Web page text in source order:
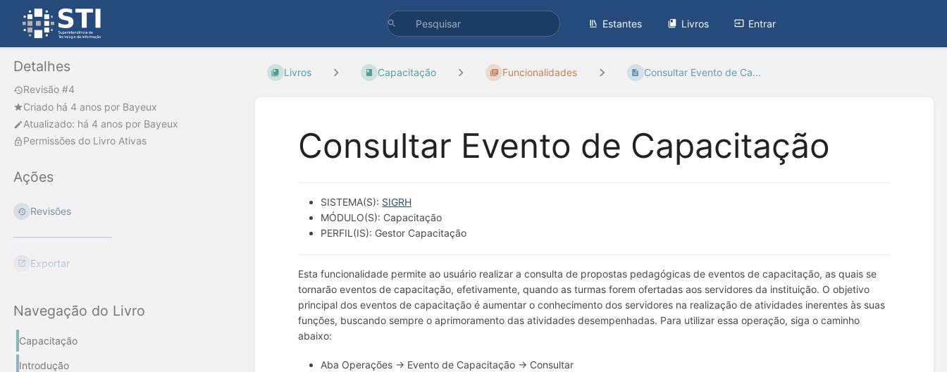
Estantes Livros Entrar
Detalhes
Revisão #4
Criado há 4 anos por Bayeux
Atualizado: há 4 anos por Bayeux
Permissões do Livro Ativas
Ações
Revisões
Exportar
Navegação do Livro
Capacitação
Introdução
Livros Capacitação Funcionalidades Consultar Evento de Ca...
Consultar Evento de Capacitação
SISTEMA(S): SIGRH
MÓDULO(S): Capacitação
PERFIL(IS): Gestor Capacitação
Esta funcionalidade permite ao usuário realizar a consulta de propostas pedagógicas de eventos de capacitação, as quais se
tornarão eventos de capacitação, efetivamente, quando as turmas forem ofertadas aos servidores da instituição. O objetivo
principal dos eventos de capacitação é aumentar o conhecimento dos servidores na realização de atividades inerentes às suas
funções, buscando sempre o aprimoramento das atividades desempenhadas. Para utilizar essa operação, siga o caminho
abaixo:
Aba Operações → Evento de Capacitação → Consultar